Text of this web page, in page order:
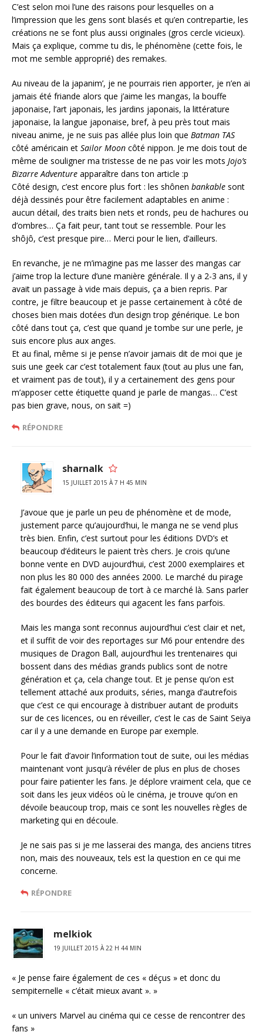
C’est selon moi l’une des raisons pour lesquelles on a
l’impression que les gens sont blasés et qu’en contrepartie, les
créations ne se font plus aussi originales (gros cercle vicieux).
Mais ça explique, comme tu dis, le phénomène (cette fois, le
mot me semble approprié) des remakes.
Au niveau de la japanim’, je ne pourrais rien apporter, je n’en ai
jamais été friande alors que j’aime les mangas, la bouffe
japonaise, l’art japonais, les jardins japonais, la littérature
japonaise, la langue japonaise, bref, à peu près tout mais
niveau anime, je ne suis pas allée plus loin que Batman TAS
côté américain et Sailor Moon côté nippon. Je me dois tout de
même de souligner ma tristesse de ne pas voir les mots Jojo’s
Bizarre Adventure apparaître dans ton article :p
Côté design, c’est encore plus fort : les shônen bankable sont
déjà dessinés pour être facilement adaptables en anime :
aucun détail, des traits bien nets et ronds, peu de hachures ou
d’ombres… Ça fait peur, tant tout se ressemble. Pour les
shôjô, c’est presque pire… Merci pour le lien, d’ailleurs.
En revanche, je ne m’imagine pas me lasser des mangas car
j’aime trop la lecture d’une manière générale. Il y a 2-3 ans, il y
avait un passage à vide mais depuis, ça a bien repris. Par
contre, je filtre beaucoup et je passe certainement à côté de
choses bien mais dotées d’un design trop générique. Le bon
côté dans tout ça, c’est que quand je tombe sur une perle, je
suis encore plus aux anges.
Et au final, même si je pense n’avoir jamais dit de moi que je
suis une geek car c’est totalement faux (tout au plus une fan,
et vraiment pas de tout), il y a certainement des gens pour
m’apposer cette étiquette quand je parle de mangas… C’est
pas bien grave, nous, on sait =)
RÉPONDRE
sharnalk
15 JUILLET 2015 À 7 H 45 MIN
J’avoue que je parle un peu de phénomène et de mode,
justement parce qu’aujourd’hui, le manga ne se vend plus
très bien. Enfin, c’est surtout pour les éditions DVD’s et
beaucoup d’éditeurs le paient très chers. Je crois qu’une
bonne vente en DVD aujourd’hui, c’est 2000 exemplaires et
non plus les 80 000 des années 2000. Le marché du pirage
fait également beaucoup de tort à ce marché là. Sans parler
des bourdes des éditeurs qui agacent les fans parfois.
Mais les manga sont reconnus aujourd’hui c’est clair et net,
et il suffit de voir des reportages sur M6 pour entendre des
musiques de Dragon Ball, aujourd’hui les trentenaires qui
bossent dans des médias grands publics sont de notre
génération et ça, cela change tout. Et je pense qu’on est
tellement attaché aux produits, séries, manga d’autrefois
que c’est ce qui encourage à distribuer autant de produits
sur de ces licences, ou en réveiller, c’est le cas de Saint Seiya
car il y a une demande en Europe par exemple.
Pour le fait d’avoir l’information tout de suite, oui les médias
maintenant vont jusqu’à révéler de plus en plus de choses
pour faire patienter les fans. Je déplore vraiment cela, que ce
soit dans les jeux vidéos où le cinéma, je trouve qu’on en
dévoile beaucoup trop, mais ce sont les nouvelles règles de
marketing qui en découle.
Je ne sais pas si je me lasserai des manga, des anciens titres
non, mais des nouveaux, tels est la question en ce qui me
concerne.
RÉPONDRE
melkiok
19 JUILLET 2015 À 22 H 44 MIN
« Je pense faire également de ces « déçus » et donc du
sempiternelle « c’était mieux avant ». »
« un univers Marvel au cinéma qui ce cesse de rencontrer des
fans »